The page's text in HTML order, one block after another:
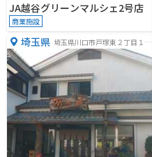
JA越谷グリーンマルシェ2号店
商業施設
埼玉県 埼玉県川口市戸塚東２丁目１０
−８